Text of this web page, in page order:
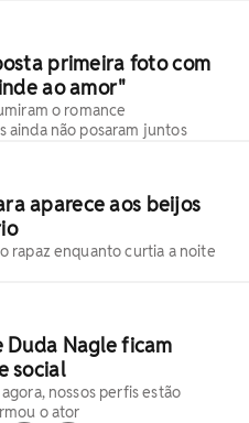
primeira foto com
ao amor"
o romance
ainda não posaram juntos
aparece aos beijos
rapaz enquanto curtia a noite
Duda Nagle ficam
social
nossos perfis estão
o ator